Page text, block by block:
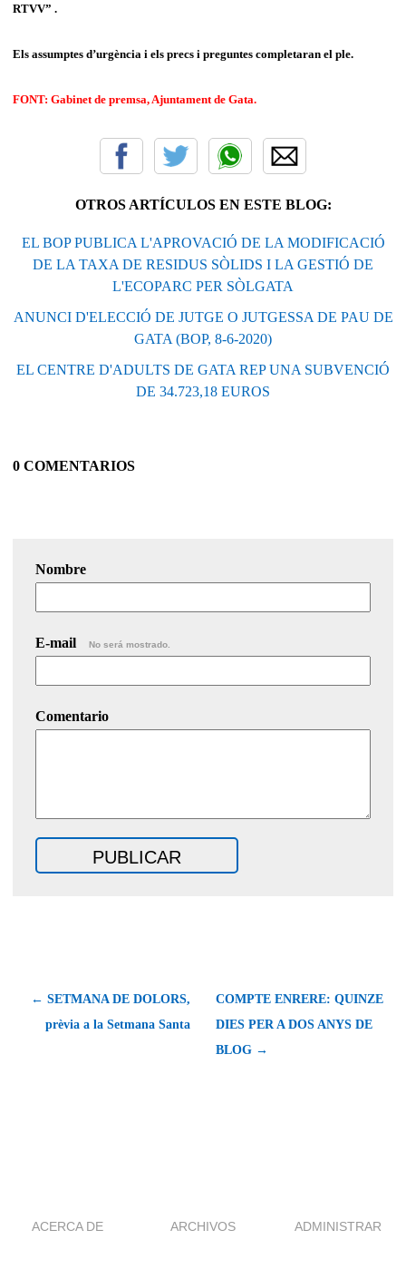
RTVV” .
Els assumptes d’urgència i els precs i preguntes completaran el ple.
FONT: Gabinet de premsa, Ajuntament de Gata.
OTROS ARTÍCULOS EN ESTE BLOG:
EL BOP PUBLICA L'APROVACIÓ DE LA MODIFICACIÓ
DE LA TAXA DE RESIDUS SÒLIDS I LA GESTIÓ DE
L'ECOPARC PER SÒLGATA
ANUNCI D'ELECCIÓ DE JUTGE O JUTGESSA DE PAU DE
GATA (BOP, 8-6-2020)
EL CENTRE D'ADULTS DE GATA REP UNA SUBVENCIÓ
DE 34.723,18 EUROS
0 COMENTARIOS
Nombre
E-mail No será mostrado.
Comentario
← SETMANA DE DOLORS,
prèvia a la Setmana Santa
COMPTE ENRERE: QUINZE
DIES PER A DOS ANYS DE
BLOG →
ACERCA DE ARCHIVOS ADMINISTRAR